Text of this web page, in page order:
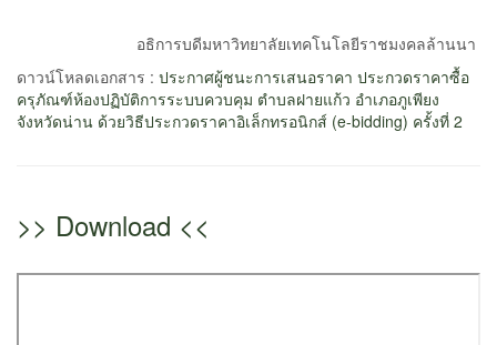
อธิการบดีมหาวิทยาลัยเทคโนโลยีราชมงคลล้านนา
ดาวน์โหลดเอกสาร : ประกาศผู้ชนะการเสนอราคา ประกวดราคาซื้อ
ครุภัณฑ์ห้องปฏิบัติการระบบควบคุม ตำบลฝายแก้ว อำเภอภูเพียง
จังหวัดน่าน ด้วยวิธีประกวดราคาอิเล็กทรอนิกส์ (e-bidding) ครั้งที่ 2
>> Download <<